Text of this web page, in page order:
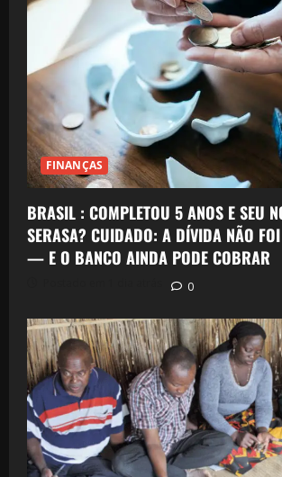
FINANÇAS
BRASIL : COMPLETOU 5 ANOS E SEU
SERASA? CUIDADO: A DÍVIDA NÃO
— E O BANCO AINDA PODE COBRAR
0